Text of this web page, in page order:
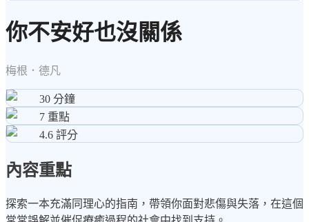
你不安好也沒關係
梅根．德凡
30 分鐘
7 重點
4.6 評分
內容重點
探索一本充滿同理心的指南，帶領你面對悲傷與失落，在這個